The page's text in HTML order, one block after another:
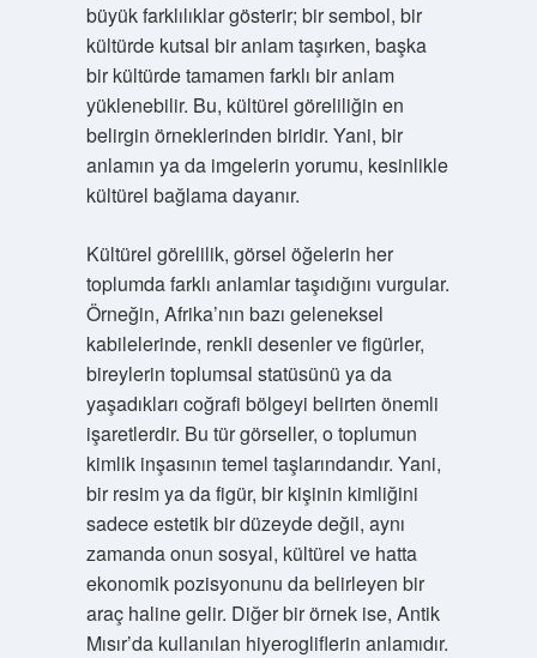
büyük farklılıklar gösterir; bir sembol, bir
kültürde kutsal bir anlam taşırken, başka
bir kültürde tamamen farklı bir anlam
yüklenebilir. Bu, kültürel göreliliğin en
belirgin örneklerinden biridir. Yani, bir
anlamın ya da imgelerin yorumu, kesinlikle
kültürel bağlama dayanır.
Kültürel görelilik, görsel öğelerin her
toplumda farklı anlamlar taşıdığını vurgular.
Örneğin, Afrika’nın bazı geleneksel
kabilelerinde, renkli desenler ve figürler,
bireylerin toplumsal statüsünü ya da
yaşadıkları coğrafi bölgeyi belirten önemli
işaretlerdir. Bu tür görseller, o toplumun
kimlik inşasının temel taşlarındandır. Yani,
bir resim ya da figür, bir kişinin kimliğini
sadece estetik bir düzeyde değil, aynı
zamanda onun sosyal, kültürel ve hatta
ekonomik pozisyonunu da belirleyen bir
araç haline gelir. Diğer bir örnek ise, Antik
Mısır’da kullanılan hiyerogliflerin anlamıdır.